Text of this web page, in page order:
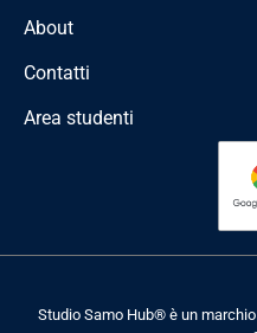
About
Contatti
Area studenti
Studio Samo Hub® è un